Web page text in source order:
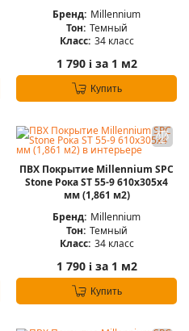
Бренд: Millennium
Тон: Темный
Класс: 34 класс
1 790 iза 1 м2
Купить
ПВХ Покрытие Millennium SPC
Stone Рока ST 55-9 610х305х4
мм (1,861 м2)
Бренд: Millennium
Тон: Темный
Класс: 34 класс
1 790 iза 1 м2
Купить